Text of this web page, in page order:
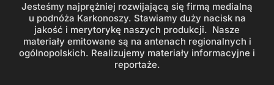
Jesteśmy najprężniej rozwijającą się firmą medialną
u podnóża Karkonoszy. Stawiamy duży nacisk na
jakość i merytorykę naszych produkcji. Nasze
materiały emitowane są na antenach regionalnych i
ogólnopolskich. Realizujemy materiały informacyjne i
reportaże.